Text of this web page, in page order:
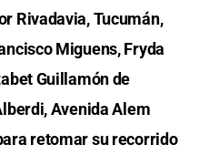
Rivadavia, Tucumán,
Miguens, Fryda
Guillamón de
Avenida Alem
retomar su recorrido